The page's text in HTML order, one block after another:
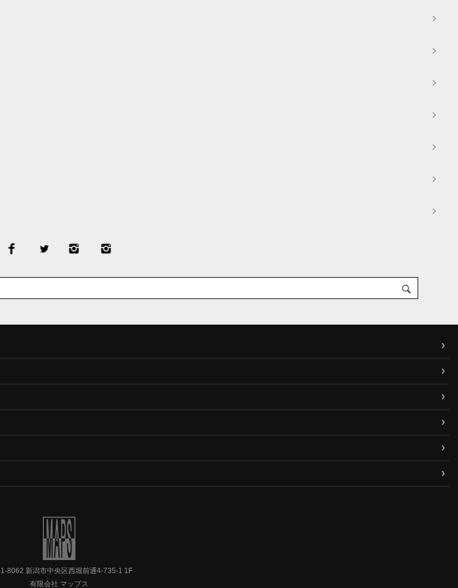
8062 新潟市中央区西堀前通4-735-1 1F
有限会社 マップス